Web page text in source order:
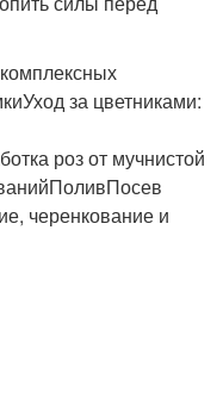
за цветниками:
роз от мучнистой
черенкование и